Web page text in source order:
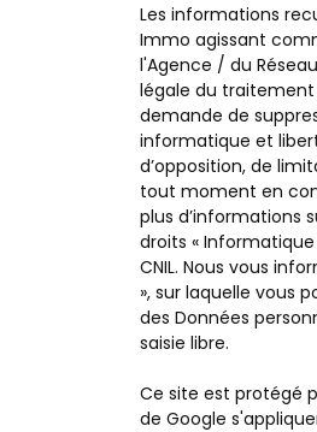
Les informations
Immo agissant
l'Agence / du
légale du traitement
demande de
informatique et
d’opposition, de
tout moment en
plus d’informations
droits «
CNIL. Nous vous
», sur laquelle vous
des Données
saisie libre.
Ce site est protégé
de Google